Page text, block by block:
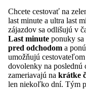
Chcete cestovať na
last minute a ultra last
zájazdov sa odlišujú v
Last minute ponuky
pred odchodom a
umožňujú
dovolenky na poslednú
zameriavajú na krátke
len niekoľko dní. Tým